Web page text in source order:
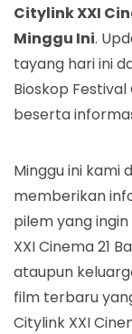
Citylink XXI
Minggu Ini.
tayang hari ini
Bioskop Festival
beserta
Minggu ini kami
memberikan
pilem yang
XXI Cinema 21
ataupun
film terbaru
Citylink XXI